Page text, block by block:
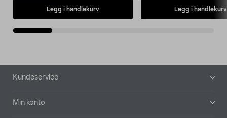
Legg i handlekurv Legg i handlekurv
Bunntekst
Kundeservice
Min konto